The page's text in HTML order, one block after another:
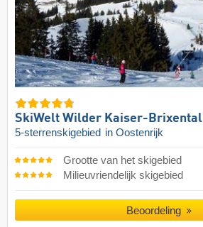
SkiWelt Wilder Kaiser-Brixental
5-sterrenskigebied in Oostenrijk
Grootte van het skigebied
Milieuvriendelijk skigebied
Beoordeling